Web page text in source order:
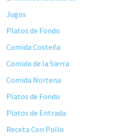
Jugos
Platos de Fondo
Comida Costeña
Comida de la Sierra
Comida Nortena
Platos de Fondo
Platos de Entrada
Receta Con Pollo